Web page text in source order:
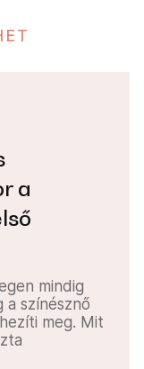
a
mindig
színésznő
meg. Mit